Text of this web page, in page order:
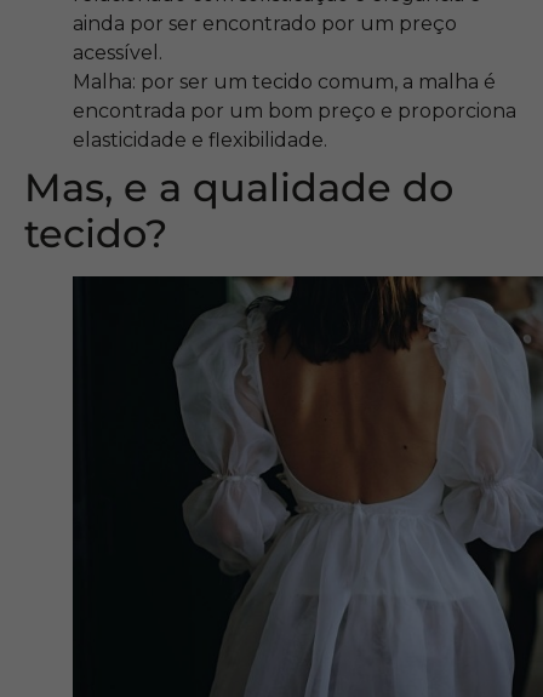
ainda por ser encontrado por um preço
acessível.
Malha: por ser um tecido comum, a malha é
encontrada por um bom preço e proporciona
elasticidade e flexibilidade.
Mas, e a qualidade do
tecido?